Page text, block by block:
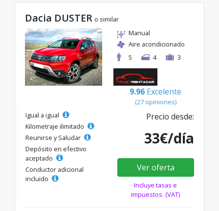
Dacia DUSTER o similar
Manual
Aire acondicionado
5
4 3
9.96 Excelente
(27 opiniones)
Igual a igual
Kilometraje ilimitado
Reunirse y Saludar
Depósito en efectivo
aceptado
Conductor adicional
incluido
Precio desde:
33€/día
Ver oferta
Incluye tasas e
impuestos. (VAT)